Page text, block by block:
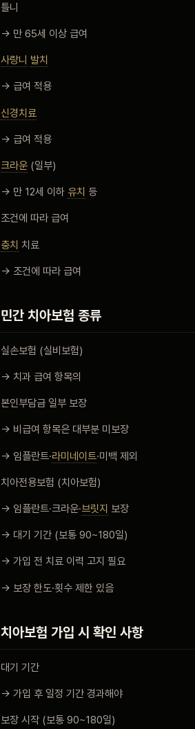
틀니
→ 만 65세 이상 급여
사랑니 발치
→ 급여 적용
신경치료
→ 급여 적용
크라운 (일부)
→ 만 12세 이하 유치 등
조건에 따라 급여
충치 치료
→ 조건에 따라 급여
민간 치아보험 종류
실손보험 (실비보험)
→ 치과 급여 항목의
본인부담금 일부 보장
→ 비급여 항목은 대부분 미보장
→ 임플란트·라미네이트·미백 제외
치아전용보험 (치아보험)
→ 임플란트·크라운·브릿지 보장
→ 대기 기간 (보통 90~180일)
→ 가입 전 치료 이력 고지 필요
→ 보장 한도·횟수 제한 있음
치아보험 가입 시 확인 사항
대기 기간
→ 가입 후 일정 기간 경과해야
보장 시작 (보통 90~180일)